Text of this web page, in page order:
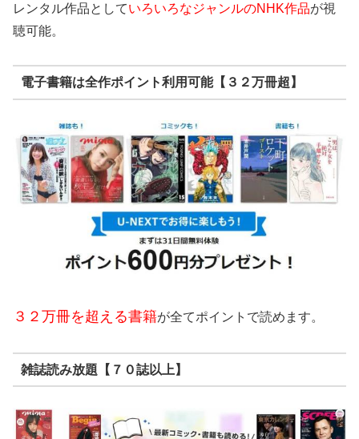
レンタル作品としていろいろなジャンルのNHK作品が視
聴可能。
電子書籍は全作ポイント利用可能【３２万冊超】
３２万冊を超える書籍が全てポイントで読めます。
雑誌読み放題【７０誌以上】